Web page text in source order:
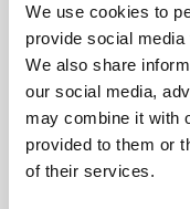
We use cookies to
provide social
We also share
our social media,
may combine it with
provided to them or
of their services.
Z